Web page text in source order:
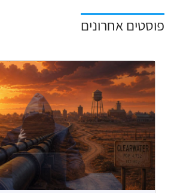
פוסטים אחרונים